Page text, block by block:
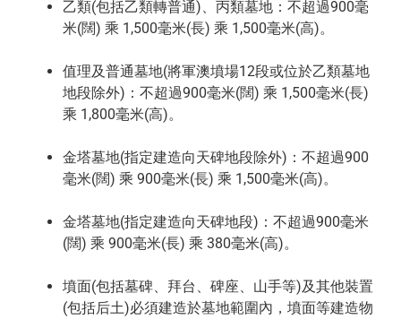
乙類(包括乙類轉普通)、丙類墓地：不超過900毫
米(闊) 乘 1,500毫米(長) 乘 1,500毫米(高)。
值理及普通墓地(將軍澳墳場12段或位於乙類墓地
地段除外)：不超過900毫米(闊) 乘 1,500毫米(長)
乘 1,800毫米(高)。
金塔墓地(指定建造向天碑地段除外)：不超過900
毫米(闊) 乘 900毫米(長) 乘 1,500毫米(高)。
金塔墓地(指定建造向天碑地段)：不超過900毫米
(闊) 乘 900毫米(長) 乘 380毫米(高)。
墳面(包括墓碑、拜台、碑座、山手等)及其他裝置
(包括后土)必須建造於墓地範圍內，墳面等建造物